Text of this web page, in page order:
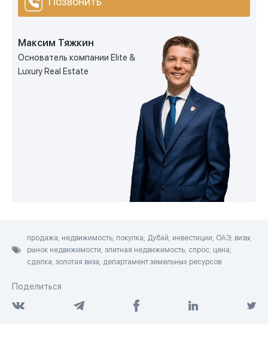
Максим Тяжкин
Основатель компании Elite &
Luxury Real Estate
продажа; недвижимость; покупка; Дубай; инвестиции; ОАЭ; визы;
рынок недвижимости; элитная недвижимость; спрос; цена;
сделка; золотая виза; департамент земельных ресурсов
Поделиться